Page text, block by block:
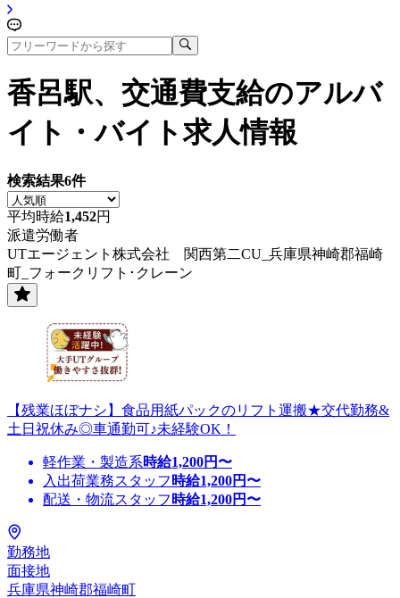
香呂駅、交通費支給のアルバ
イト・バイト求人情報
検索結果6件
平均時給1,452円
派遣労働者
UTエージェント株式会社 関西第二CU_兵庫県神崎郡福崎
町_フォークリフト･クレーン
【残業ほぼナシ】食品用紙パックのリフト運搬★交代勤務&
土日祝休み◎車通勤可♪未経験OK！
軽作業・製造系時給1,200円〜
入出荷業務スタッフ 時給1,200円〜
配送・物流スタッフ 時給1,200円〜
勤務地
面接地
兵庫県神崎郡福崎町